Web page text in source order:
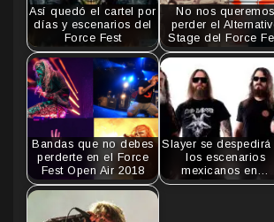
Así quedó el cartel por
días y escenarios del
Force Fest
No nos queremos
perder el
Stage del Force
Bandas que no debes
perderte en el Force
Fest Open Air 2018
Slayer se despedirá
los escenarios
mexicanos en…